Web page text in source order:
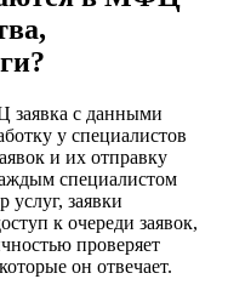
заявка с данными
у специалистов
и их отправку
специалистом
заявки
к очереди заявок,
проверяет
он отвечает.